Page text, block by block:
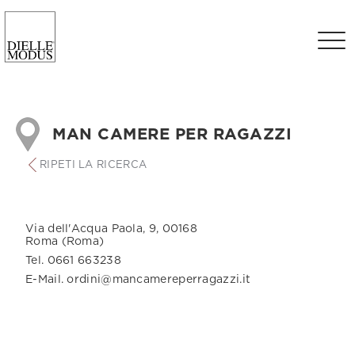
MAN CAMERE PER RAGAZZI
RIPETI LA RICERCA
Via dell'Acqua Paola, 9, 00168
Roma (Roma)
Tel. 0661 663238
E-Mail. ordini@mancamereperragazzi.it